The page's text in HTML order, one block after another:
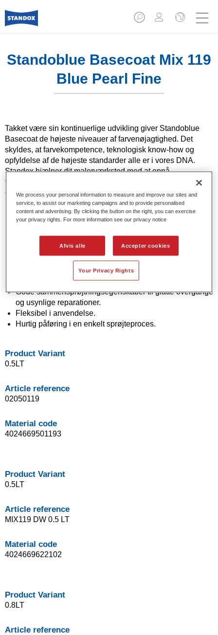
Standoblue Basecoat Mix 119
Blue Pearl Fine
Takket være sin kontinuerlige udvikling giver Standoblue
Basecoat de højeste niveauer af farvenøjagtighed. Det
skyldes, at farvekompetence, teknologisk know-how og
opfyldelse af de højeste standarder alle er i vores DNA.
Standox hjælper dit malerværksted med at opnå
fremragende resultater, hvad enten det gælder
dagligdagsreparationer eller de mest udfordrende
reparationer.
Solide og effektfarver ved hjælp af avanceret
pigmentteknologi.
Enestående farvenøjagtighed.
Fremragende farvede kontrol.
Fremragende flydeegenskaber.
Gode sammensprøjtningsegenskaber til glatte overgange
og usynlige reparationer.
Fleksibel i anvendelse.
Hurtig påføring i en enkelt sprøjteproces.
Product Variant
0.5LT
Article reference
02050119
Material code
4024669501193
Product Variant
0.5LT
Article reference
MIX119 DW 0.5 LT
Material code
4024669622102
Product Variant
0.8LT
Article reference
We process your personal information to measure and improve our sites and
service, to assist our marketing campaigns and to provide personalised
content and advertising. By clicking the button on the right, you can exercise
your privacy rights. For more information see our privacy notice
Afvis alle Accepter cookies
Your Privacy Rights